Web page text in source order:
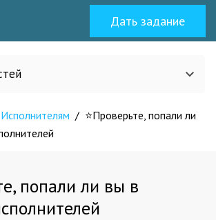
Дать задание
Исполнителям / ⭐Проверьте, попали ли
попали ли вы в